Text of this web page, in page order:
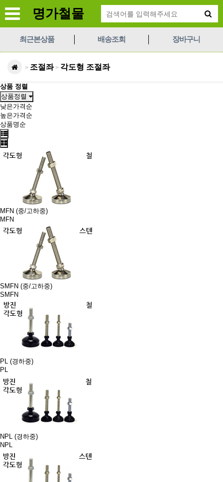
명가철물
최근본상품 배송조회 장바구니
> 조절좌> 각도형 조절좌
상품 정렬
상품정렬
낮은가격순
높은가격순
상품명순
MFN (중/고하중)
MFN
SMFN (중/고하중)
SMFN
PL (경하중)
PL
NPL (경하중)
NPL